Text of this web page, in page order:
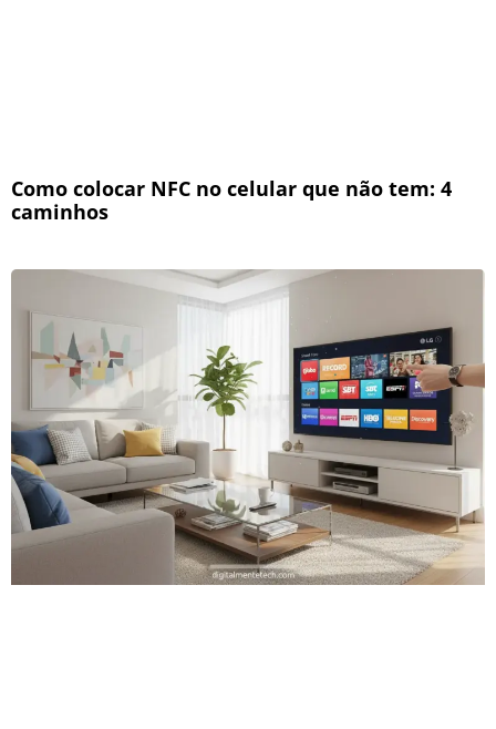
Como colocar NFC no celular que não tem: 4
caminhos